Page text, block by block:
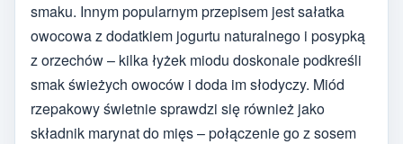
smaku. Innym popularnym przepisem jest sałatka
owocowa z dodatkiem jogurtu naturalnego i posypką
z orzechów – kilka łyżek miodu doskonale podkreśli
smak świeżych owoców i doda im słodyczy. Miód
rzepakowy świetnie sprawdzi się również jako
składnik marynat do mięs – połączenie go z sosem